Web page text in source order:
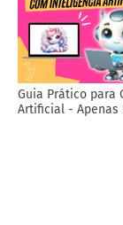
Guia Prático para
Artificial - Apenas